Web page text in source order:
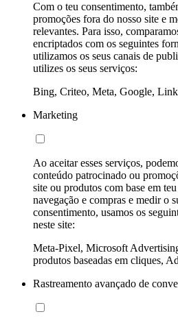
Com o teu consentimento,
promoções fora do nosso site e
relevantes. Para isso,
encriptados com os seguintes
utilizamos os seus canais de
utilizes os seus serviços:
Bing, Criteo, Meta, Google,
Marketing
Ao aceitar esses serviços,
conteúdo patrocinado ou
site ou produtos com base em
navegação e compras e medir o
consentimento, usamos os
neste site:
Meta-Pixel, Microsoft
produtos baseadas em cliques,
Rastreamento avançado de